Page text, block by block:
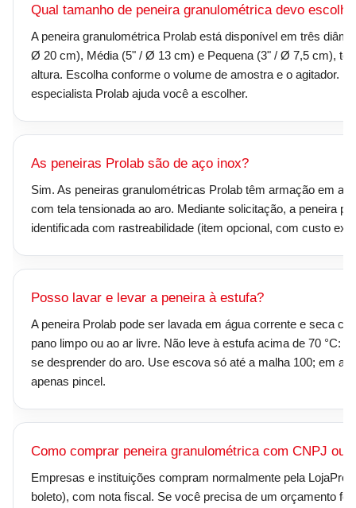
Qual tamanho de peneira granulométrica devo
A peneira granulométrica Prolab está disponível em três
Ø 20 cm), Média (5" / Ø 13 cm) e Pequena (3" / Ø 7,5 cm),
altura. Escolha conforme o volume de amostra e o agitador.
especialista Prolab ajuda você a escolher.
As peneiras Prolab são de aço inox?
Sim. As peneiras granulométricas Prolab têm armação em
com tela tensionada ao aro. Mediante solicitação, a peneira
identificada com rastreabilidade (item opcional, com custo
Posso lavar e levar a peneira à estufa?
A peneira Prolab pode ser lavada em água corrente e seca
pano limpo ou ao ar livre. Não leve à estufa acima de 70 °C: a
se desprender do aro. Use escova só até a malha 100; em
apenas pincel.
Como comprar peneira granulométrica com CNPJ ou
Empresas e instituições compram normalmente pela
boleto), com nota fiscal. Se você precisa de um orçamento